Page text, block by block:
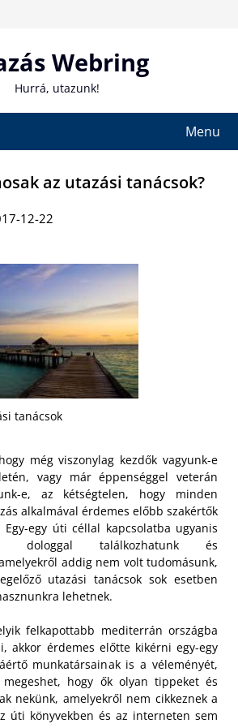
Webring
Hurrá, utazunk!
Menu
az utazási tanácsok?
12-22
tanácsok
még viszonylag kezdők vagyunk-e
vagy már éppenséggel veterán
e, az kétségtelen, hogy minden
alkalmával érdemes előbb szakértők
egy úti céllal kapcsolatba ugyanis
dologgal találkozhatunk és
addig nem volt tudomásunk,
utazási tanácsok sok esetben
lehetnek.
felkapottabb mediterrán országba
akkor érdemes előtte kikérni egy-egy
munkatársainak is a véleményét,
megeshet, hogy ők olyan tippeket és
nekünk, amelyekről nem cikkeznek a
úti könyvekben és az interneten sem